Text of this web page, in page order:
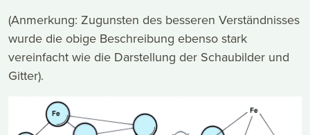
(Anmerkung: Zugunsten des besseren Verständnisses
wurde die obige Beschreibung ebenso stark
vereinfacht wie die Darstellung der Schaubilder und
Gitter).